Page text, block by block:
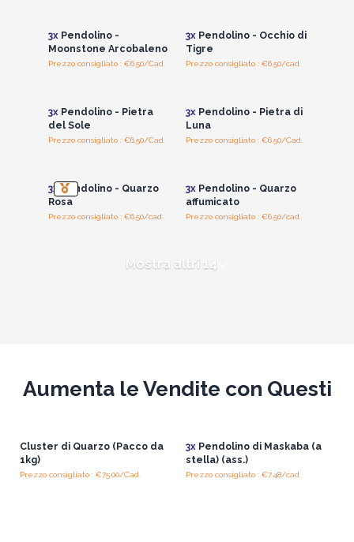
3xPendolino -
Moonstone Arcobaleno
Prezzo consigliato : €6.50/Cad.
3xPendolino - Occhio di
Tigre
Prezzo consigliato : €6.50/cad.
3xPendolino - Pietra
del Sole
Prezzo consigliato : €6.50/Cad.
3xPendolino - Pietra di
Luna
Prezzo consigliato : €6.50/Cad.
3x Pendolino - Quarzo
Rosa
Prezzo consigliato : €6.50/cad.
3xPendolino - Quarzo
affumicato
Prezzo consigliato : €6.50/cad.
Mostra altri 14
Aumenta le Vendite con Questi
Cluster di Quarzo (Pacco da
1kg)
Prezzo consigliato : €75.00/Cad.
3xPendolino di Maskaba (a
stella) (ass.)
Prezzo consigliato : €7.48/cad.